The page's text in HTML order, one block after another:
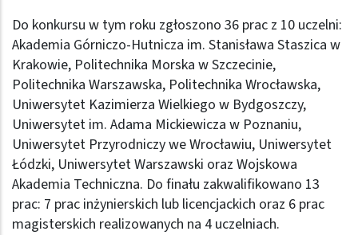
Do konkursu w tym roku zgłoszono 36 prac z 10 uczelni:
Akademia Górniczo-Hutnicza im. Stanisława Staszica w
Krakowie, Politechnika Morska w Szczecinie,
Politechnika Warszawska, Politechnika Wrocławska,
Uniwersytet Kazimierza Wielkiego w Bydgoszczy,
Uniwersytet im. Adama Mickiewicza w Poznaniu,
Uniwersytet Przyrodniczy we Wrocławiu, Uniwersytet
Łódzki, Uniwersytet Warszawski oraz Wojskowa
Akademia Techniczna. Do finału zakwalifikowano 13
prac: 7 prac inżynierskich lub licencjackich oraz 6 prac
magisterskich realizowanych na 4 uczelniach.